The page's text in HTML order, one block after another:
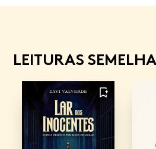
LEITURAS
FAVORITO